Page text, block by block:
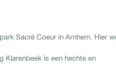
Sacré Coeur in Arnhem. Hier
Klarenbeek is een hechte en